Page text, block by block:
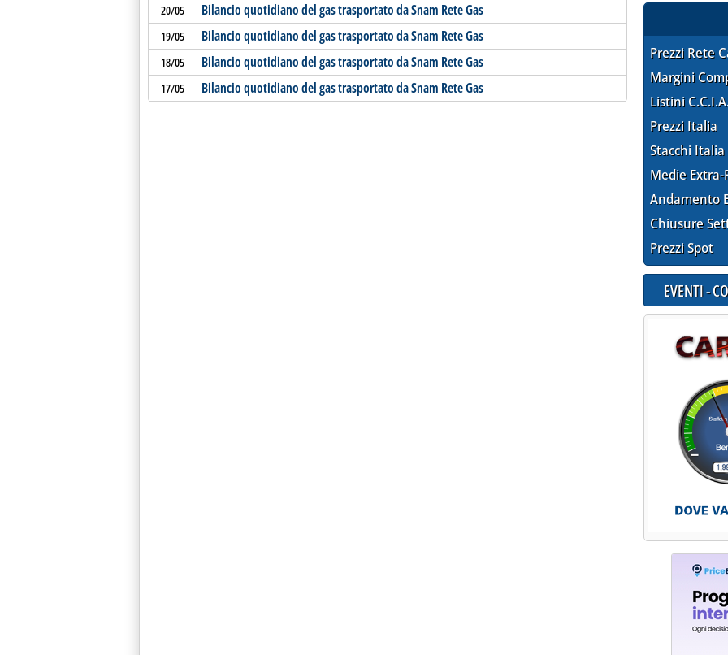
20/05 Bilancio quotidiano del gas trasportato da Snam Rete Gas
19/05 Bilancio quotidiano del gas trasportato da Snam Rete Gas
18/05 Bilancio quotidiano del gas trasportato da Snam Rete Gas
17/05 Bilancio quotidiano del gas trasportato da Snam Rete Gas
Prezzi Rete
Margini
Listini
Prezzi Italia
Stacchi Italia
Medie Extra-
Andamento
Chiusure
Prezzi Spot
EVENTI -